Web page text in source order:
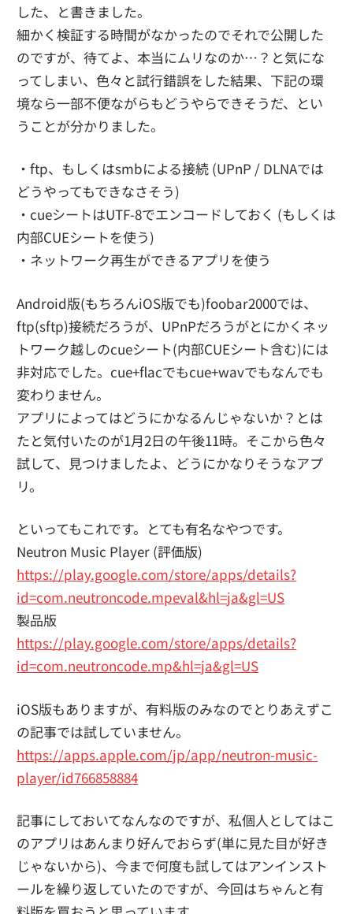
した、と書きました。
細かく検証する時間がなかったのでそれで公開した
のですが、待てよ、本当にムリなのか…？と気にな
ってしまい、色々と試行錯誤をした結果、下記の環
境なら一部不便ながらもどうやらできそうだ、とい
うことが分かりました。
・ftp、もしくはsmbによる接続 (UPnP / DLNAでは
どうやってもできなさそう)
・cueシートはUTF-8でエンコードしておく (もしくは
内部CUEシートを使う)
・ネットワーク再生ができるアプリを使う
Android版(もちろんiOS版でも)foobar2000では、
ftp(sftp)接続だろうが、UPnPだろうがとにかくネッ
トワーク越しのcueシート(内部CUEシート含む)には
非対応でした。cue+flacでもcue+wavでもなんでも
変わりません。
アプリによってはどうにかなるんじゃないか？とは
たと気付いたのが1月2日の午後11時。そこから色々
試して、見つけましたよ、どうにかなりそうなアプ
リ。
といってもこれです。とても有名なやつです。
Neutron Music Player (評価版)
https://play.google.com/store/apps/details?
id=com.neutroncode.mpeval&hl=ja&gl=US
製品版
https://play.google.com/store/apps/details?
id=com.neutroncode.mp&hl=ja&gl=US
iOS版もありますが、有料版のみなのでとりあえずこ
の記事では試していません。
https://apps.apple.com/jp/app/neutron-music-
player/id766858884
記事にしておいてなんなのですが、私個人としてはこ
のアプリはあんまり好んでおらず(単に見た目が好き
じゃないから)、今まで何度も試してはアンインスト
ールを繰り返していたのですが、今回はちゃんと有